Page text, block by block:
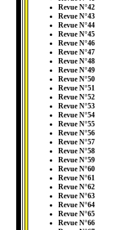
Revue N°42
Revue N°43
Revue N°44
Revue N°45
Revue N°46
Revue N°47
Revue N°48
Revue N°49
Revue N°50
Revue N°51
Revue N°52
Revue N°53
Revue N°54
Revue N°55
Revue N°56
Revue N°57
Revue N°58
Revue N°59
Revue N°60
Revue N°61
Revue N°62
Revue N°63
Revue N°64
Revue N°65
Revue N°66